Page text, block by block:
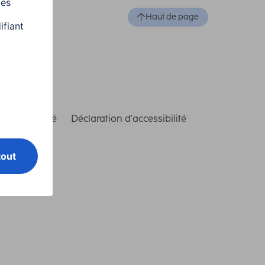
Haut de page
conformité Déclaration d'accessibilité